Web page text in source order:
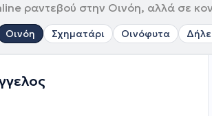
ραντεβού στην Οινόη, αλλά σε
Οινόη Σχηματάρι Οινόφυτα